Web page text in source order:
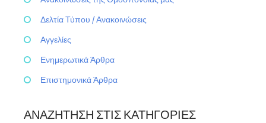
Δελτία Τύπου / Ανακοινώσεις
Αγγελίες
Ενημερωτικά Άρθρα
Επιστημονικά Άρθρα
ΑΝΑΖΉΤΗΣΗ ΣΤΙΣ ΚΑΤΗΓΟΡΊΕΣ